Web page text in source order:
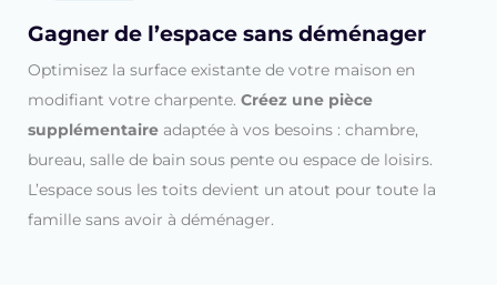
Gagner de l’espace sans déménager
Optimisez la surface existante de votre maison en
modifiant votre charpente. Créez une pièce
supplémentaire adaptée à vos besoins : chambre,
bureau, salle de bain sous pente ou espace de loisirs.
L’espace sous les toits devient un atout pour toute la
famille sans avoir à déménager.